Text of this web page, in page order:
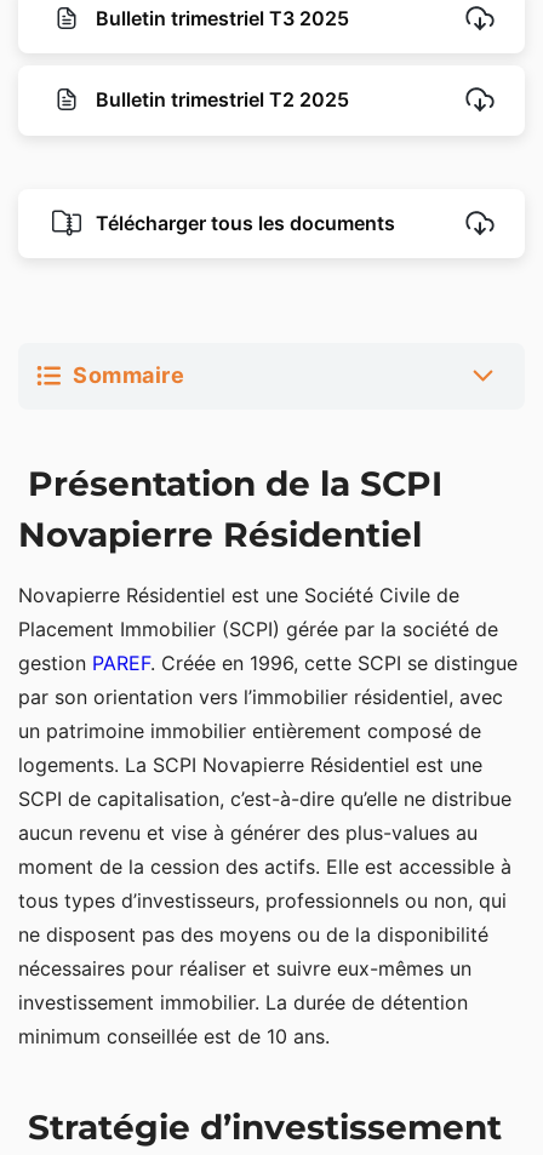
Bulletin trimestriel T3 2025
Bulletin trimestriel T2 2025
Télécharger tous les documents
Sommaire
Stratégie d’investissement de Novapierre
Résidentiel
Présentation de la SCPI
Novapierre Résidentiel
Novapierre Résidentiel est une Société Civile de
Placement Immobilier (SCPI) gérée par la société de
gestion PAREF. Créée en 1996, cette SCPI se distingue
par son orientation vers l’immobilier résidentiel, avec
un patrimoine immobilier entièrement composé de
logements. La SCPI Novapierre Résidentiel est une
SCPI de capitalisation, c’est-à-dire qu’elle ne distribue
aucun revenu et vise à générer des plus-values au
moment de la cession des actifs. Elle est accessible à
tous types d’investisseurs, professionnels ou non, qui
ne disposent pas des moyens ou de la disponibilité
nécessaires pour réaliser et suivre eux-mêmes un
investissement immobilier. La durée de détention
minimum conseillée est de 10 ans.
Stratégie d’investissement